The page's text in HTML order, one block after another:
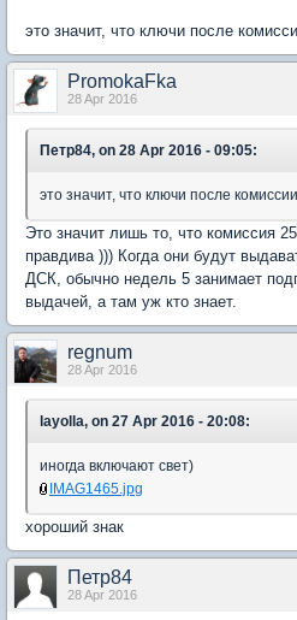
это значит, что ключи после
PromokaFka
28 Apr 2016
Петр84, on 28 Apr 2016 - 09:05:
это значит, что ключи после
Это значит лишь то, что комиссия
правдива ))) Когда они будут
ДСК, обычно недель 5 занимает
выдачей, а там уж кто знает.
regnum
28 Apr 2016
layolla, on 27 Apr 2016 - 20:08:
иногда включают свет)
IMAG1465.jpg
хороший знак
Петр84
28 Apr 2016